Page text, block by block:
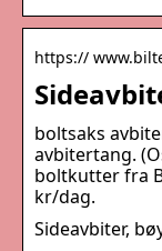
https://
boltsaks
avbitertang.
boltkutter fra
kr/dag.
Sideavbiter,